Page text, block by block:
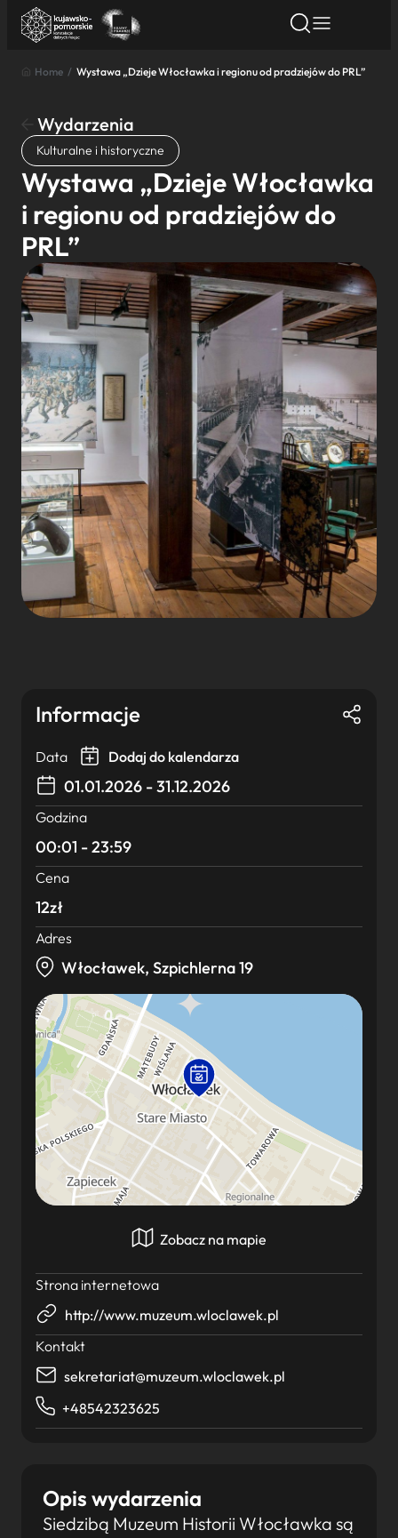
Znajdź atrakcję
Nazwa atrakcji
Miasto
Kategoria
Wyszukaj
Home / Wystawa „Dzieje Włocławka i regionu od pradziejów do PRL”
Wydarzenia
Kulturalne i historyczne
Wystawa „Dzieje Włocławka
i regionu od pradziejów do
PRL”
Opis wydarzenia
Siedzibą Muzeum Historii Włocławka są
Informacje
Data Dodaj do kalendarza
01.01.2026 - 31.12.2026
Godzina
00:01 - 23:59
Cena
12zł
Adres
Włocławek, Szpichlerna 19
Zobacz na mapie
Strona internetowa
http://www.muzeum.wloclawek.pl
Kontakt
sekretariat@muzeum.wloclawek.pl
+48542323625